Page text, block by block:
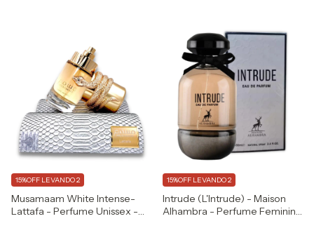
Musamaam White Intense-
Lattafa - Perfume Unissex -
15%OFF LEVANDO 2
Intrude (L'Intrude) - Maison
Alhambra - Perfume Feminino
15%OFF LEVANDO 2